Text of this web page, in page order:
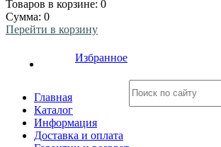
Товаров в корзине: 0
Сумма: 0
Перейти в корзину
Избранное
Главная
Каталог
Информация
Доставка и оплата